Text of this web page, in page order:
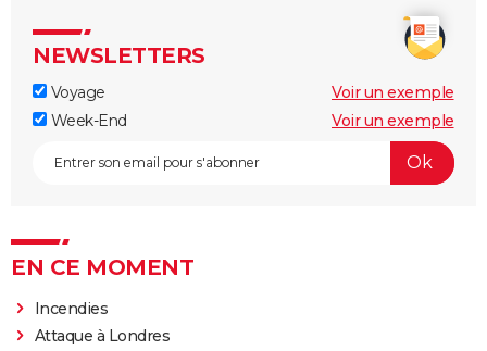
NEWSLETTERS
Voyage
Voir un exemple
Week-End
Voir un exemple
EN CE MOMENT
Incendies
Attaque à Londres